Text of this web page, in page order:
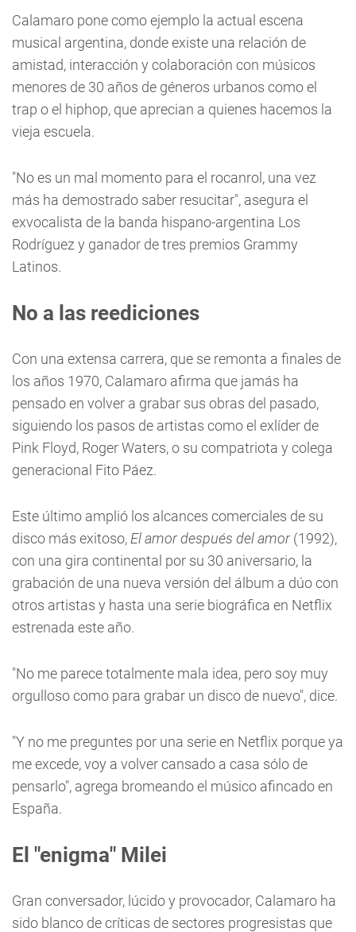
Calamaro pone como ejemplo la actual escena
musical argentina, donde existe una relación de
amistad, interacción y colaboración con músicos
menores de 30 años de géneros urbanos como el
trap o el hiphop, que aprecian a quienes hacemos la
vieja escuela.
"No es un mal momento para el rocanrol, una vez
más ha demostrado saber resucitar", asegura el
exvocalista de la banda hispano-argentina Los
Rodríguez y ganador de tres premios Grammy
Latinos.
No a las reediciones
Con una extensa carrera, que se remonta a finales de
los años 1970, Calamaro afirma que jamás ha
pensado en volver a grabar sus obras del pasado,
siguiendo los pasos de artistas como el exlíder de
Pink Floyd, Roger Waters, o su compatriota y colega
generacional Fito Páez.
Este último amplió los alcances comerciales de su
disco más exitoso, El amor después del amor(1992),
con una gira continental por su 30 aniversario, la
grabación de una nueva versión del álbum a dúo con
otros artistas y hasta una serie biográfica en Netflix
estrenada este año.
"No me parece totalmente mala idea, pero soy muy
orgulloso como para grabar un disco de nuevo", dice.
"Y no me preguntes por una serie en Netflix porque ya
me excede, voy a volver cansado a casa sólo de
pensarlo", agrega bromeando el músico afincado en
España.
El "enigma" Milei
Gran conversador, lúcido y provocador, Calamaro ha
sido blanco de críticas de sectores progresistas que